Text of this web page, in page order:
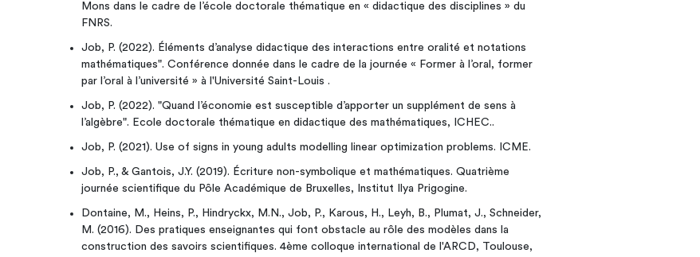
Mons dans le cadre de l’école doctorale thématique en « didactique des disciplines » du
FNRS.
Job, P. (2022). Éléments d’analyse didactique des interactions entre oralité et notations
mathématiques". Conférence donnée dans le cadre de la journée « Former à l’oral, former
par l’oral à l’université » à l'Université Saint-Louis .
Job, P. (2022). "Quand l’économie est susceptible d’apporter un supplément de sens à
l’algèbre". Ecole doctorale thématique en didactique des mathématiques, ICHEC..
Job, P. (2021). Use of signs in young adults modelling linear optimization problems. ICME.
Job, P., & Gantois, J.Y. (2019). Écriture non-symbolique et mathématiques. Quatrième
journée scientifique du Pôle Académique de Bruxelles, Institut Ilya Prigogine.
Dontaine, M., Heins, P., Hindryckx, M.N., Job, P., Karous, H., Leyh, B., Plumat, J., Schneider,
M. (2016). Des pratiques enseignantes qui font obstacle au rôle des modèles dans la
construction des savoirs scientifiques. 4ème colloque international de l'ARCD, Toulouse,